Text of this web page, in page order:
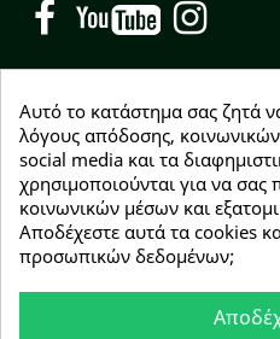
Facebook YouTube
NEWSLETTER
Εγγραφείτε δωρεάν και θα
λάβετε τα νέα μας γύρω
και νέα προϊόντα.
Αυτό το κατάστημα σας ζητά
λόγους απόδοσης,
social media και τα
χρησιμοποιούνται για να σας
κοινωνικών μέσων και
Αποδέχεστε αυτά τα cookies
προσωπικών δεδομένων;